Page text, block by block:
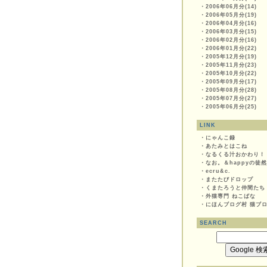
・ 2006年06月分(14)
・ 2006年05月分(19)
・ 2006年04月分(16)
・ 2006年03月分(15)
・ 2006年02月分(16)
・ 2006年01月分(22)
・ 2005年12月分(19)
・ 2005年11月分(23)
・ 2005年10月分(22)
・ 2005年09月分(17)
・ 2005年08月分(28)
・ 2005年07月分(27)
・ 2005年06月分(25)
LINK
・ にゃんこ録
・ あたみとはこね
・ なるくる汁おかわり！
・ なお。＆happyの徒
・ ecru&c.
・ またたびドロップ
・ くまたろうと仲間たち
・ 外猫専門 ねこばな
・ にほんブログ村 猫ブ
SEARCH